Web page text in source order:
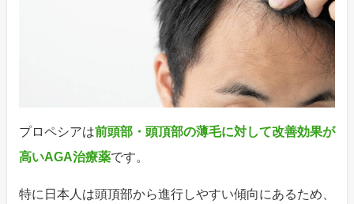
プロペシアは前頭部・頭頂部の薄毛に対して改善効果が
高いAGA治療薬です。
特に日本人は頭頂部から進行しやすい傾向にあるため、